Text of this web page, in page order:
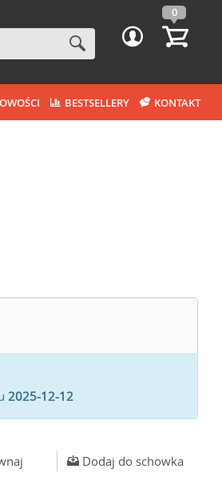
0
BESTSELLERY KONTAKT
2025-12-12
Dodaj do schowka